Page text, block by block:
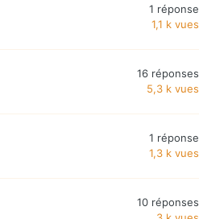
1 réponse
1,1 k vues
16 réponses
5,3 k vues
1 réponse
1,3 k vues
10 réponses